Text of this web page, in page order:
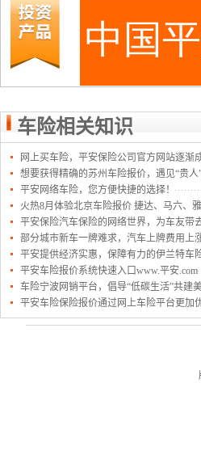
车险相关知识
网上买车险，平安保险公司官方网站逐渐
想要获得精确的苏州车险报价，遇见“贵人
平安网络车险，您方便快捷的选择！
火热8月体验北京车险报价 捷达、马六、
平安保险汽车保险的网络世界，为车友带
部分城市新车一牌难求，汽车上牌费用上
平安提供经济实惠，保障有力的伊兰特车
平安车险报价系统快速入口www.平安.com
车险宁波网销平台，倡导“低碳生活”共建
平安车险保险报价通过网上车险平台更加